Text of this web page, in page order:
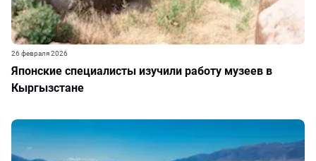
Японские специалисты изучили работу музеев в
Кыргызстане
26 февраля 2026